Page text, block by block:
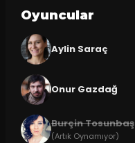
Oyuncular
Aylin Saraç
Onur Gazdağ
Burçin Tosunbaş
(Artık Oynamıyor)